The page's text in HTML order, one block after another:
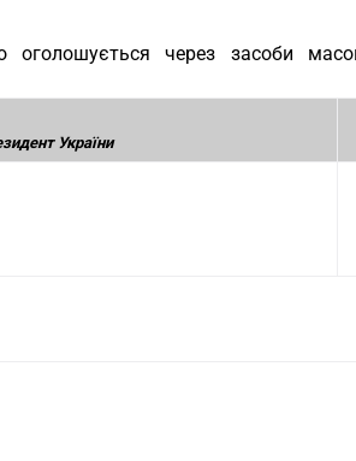
через засоби
України